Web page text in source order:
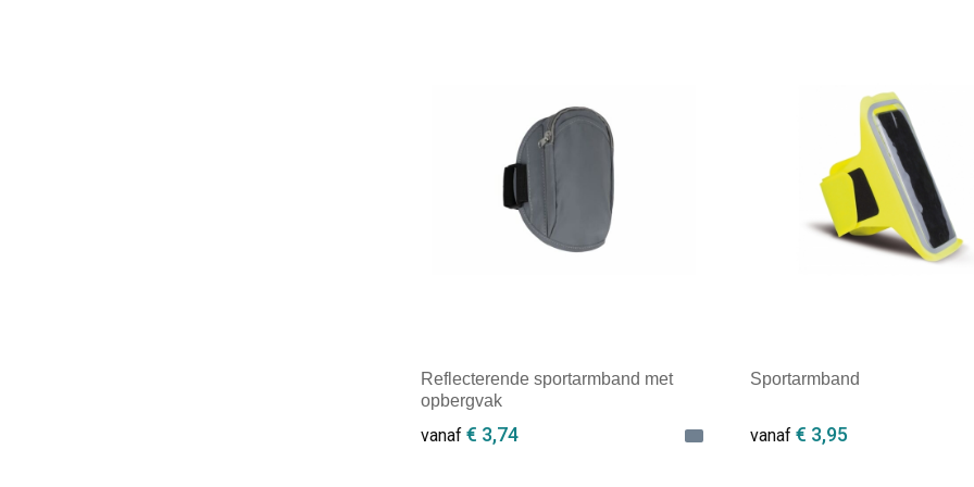
Reflecterende sportarmband met
opbergvak
vanaf € 3,74
Sportarmband
vanaf€ 3,95